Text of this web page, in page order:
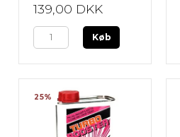
139,00 DKK
Køb
25%